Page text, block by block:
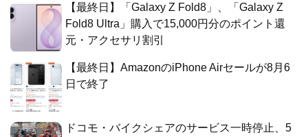
【最終日】「Galaxy Z Fold8」、「Galaxy Z
Fold8 Ultra」購入で15,000円分のポイント還
元・アクセサリ割引
【最終日】AmazonのiPhone Airセールが8月6
日で終了
ドコモ・バイクシェアのサービス一時停止、5